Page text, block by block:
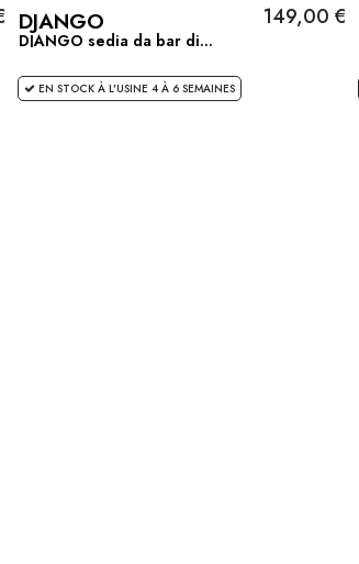
DJANGO
DJANGO sedia da bar di...
149,00 €
EN STOCK À L'USINE 4 À 6 SEMAINES